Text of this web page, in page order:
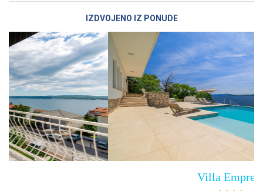
IZDVOJENO IZ PONUDE